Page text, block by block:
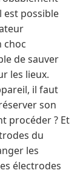
est possible
choc
de sauver
les lieux.
il faut
son
procéder ? Et
du
les
électrodes